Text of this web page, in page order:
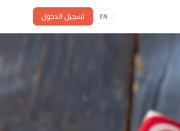
EN تسجيل الدخول